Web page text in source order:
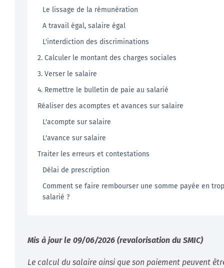
Le lissage de la rémunération
A travail égal, salaire égal
L'interdiction des discriminations
2. Calculer le montant des charges sociales
3. Verser le salaire
4. Remettre le bulletin de paie au salarié
Réaliser des acomptes et avances sur salaire
L'acompte sur salaire
L'avance sur salaire
Traiter les erreurs et contestations
Délai de prescription
Comment se faire rembourser une somme payée en
salarié ?
Mis à jour le 09/06/2026 (revalorisation du SMIC)
Le calcul du salaire ainsi que son paiement peuvent